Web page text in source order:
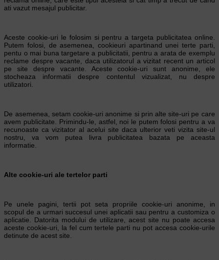
ati vazut mesajul publicitar.
Aceste cookie-uri le folosim si pentru a targeta publicitatea online.
Putem folosi, de asemenea, cookieuri apartinand unei terte parti,
pentu o mai buna targetare a publicitatii, pentru a arata de exemplu
reclame despre vacante, daca utilizatorul a vizitat recent un articol
pe site despre vacante. Aceste cookie-uri sunt anonime, ele
stocheaza informatii despre contentul vizualizat, nu despre
utilizatori.
De asemenea, setam cookie-uri anonime si prin alte site-uri pe care
avem publicitate. Primindu-le, astfel, noi le putem folosi pentru a va
recunoaste ca vizitator al acelui site daca ulterior veti vizita site-ul
nostru, va vom putea livra publicitatea bazata pe aceasta
informatie.
Alte cookie-uri ale tertelor parti
Pe unele pagini, tertii pot seta propriile cookie-uri anonime, in
scopul de a urmari succesul unei aplicatii sau pentru a customiza o
aplicatie. Datorita modului de utilizare, acest site nu poate accesa
aceste cookie-uri, la fel cum tertele parti nu pot accesa cookie-urile
detinute de acest site.